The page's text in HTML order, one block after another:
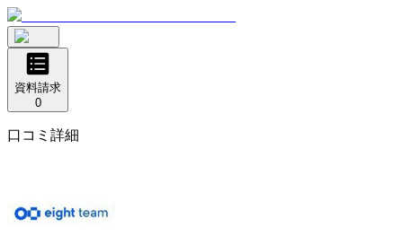
資料請求
0
口コミ詳細